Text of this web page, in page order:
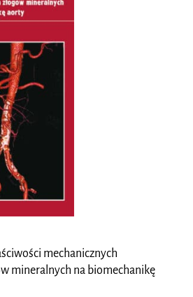
mechanicznych
mineralnych na biomechanikę